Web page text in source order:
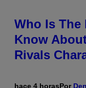
Who Is The
Know
Rivals
hace 4 horasPor